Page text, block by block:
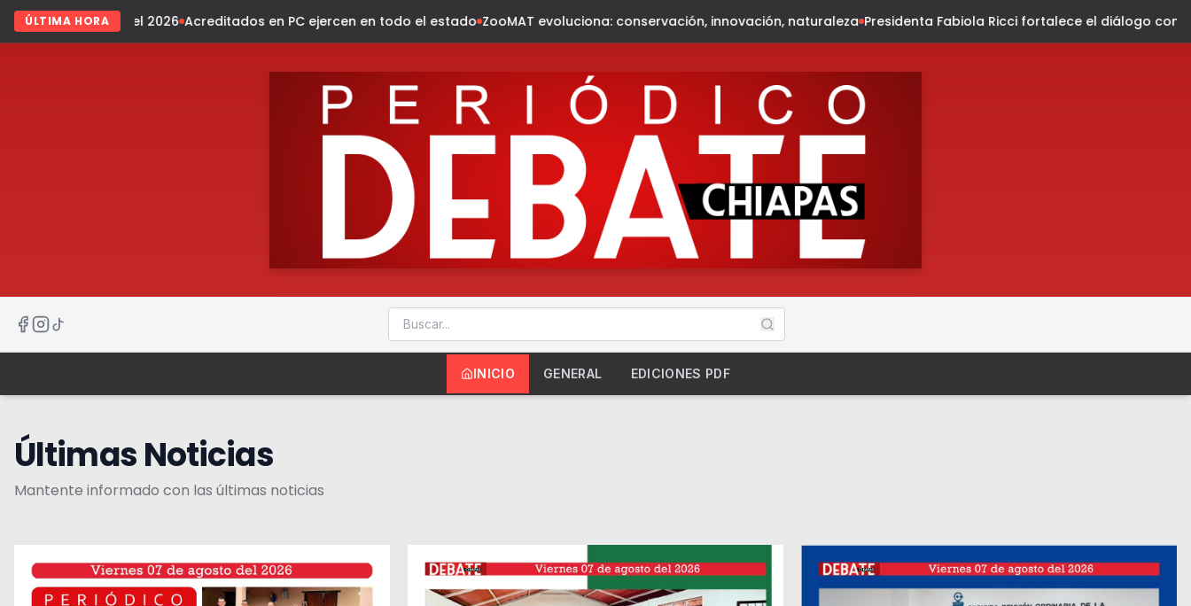
ÚLTIMA HORA
2026 Acreditados en PC ejercen en todo el estado ZooMAT evoluciona: conservación, innovación, naturaleza Presidenta Fabiola Ricci fortalece el diálogo con habitantes de la
INICIO GENERAL EDICIONES PDF
Últimas Noticias
Mantente informado con las últimas noticias